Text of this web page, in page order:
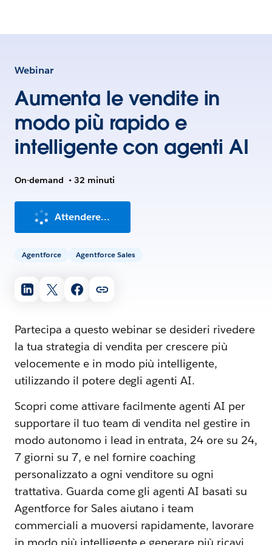
Webinar
Aumenta le vendite in
modo più rapido e
intelligente con agenti AI
On-demand • 32 minuti
Attendere...
Agentforce Agentforce Sales
Partecipa a questo webinar se desideri rivedere
la tua strategia di vendita per crescere più
velocemente e in modo più intelligente,
utilizzando il potere degli agenti AI.
Scopri come attivare facilmente agenti AI per
supportare il tuo team di vendita nel gestire in
modo autonomo i lead in entrata, 24 ore su 24,
7 giorni su 7, e nel fornire coaching
personalizzato a ogni venditore su ogni
trattativa. Guarda come gli agenti AI basati su
Agentforce for Sales aiutano i team
commerciali a muoversi rapidamente, lavorare